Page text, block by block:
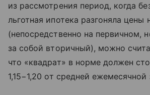
из рассмотрения период, когда
льготная ипотека разгоняла цены
(непосредственно на первичном,
за собой вторичный), можно
что «квадрат» в норме должен
1,15−1,20 от средней ежемесячной